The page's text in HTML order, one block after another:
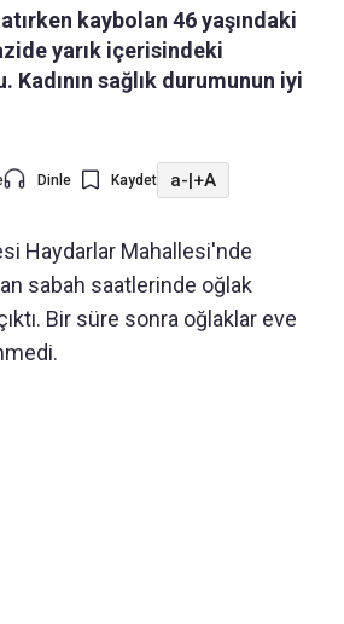
kaybolan 46 yaşındaki
yarık içerisindeki
Kadının sağlık durumunun iyi
Dinle Kaydet a-|+A
Haydarlar Mahallesi'nde
sabah saatlerinde oğlak
Bir süre sonra oğlaklar eve